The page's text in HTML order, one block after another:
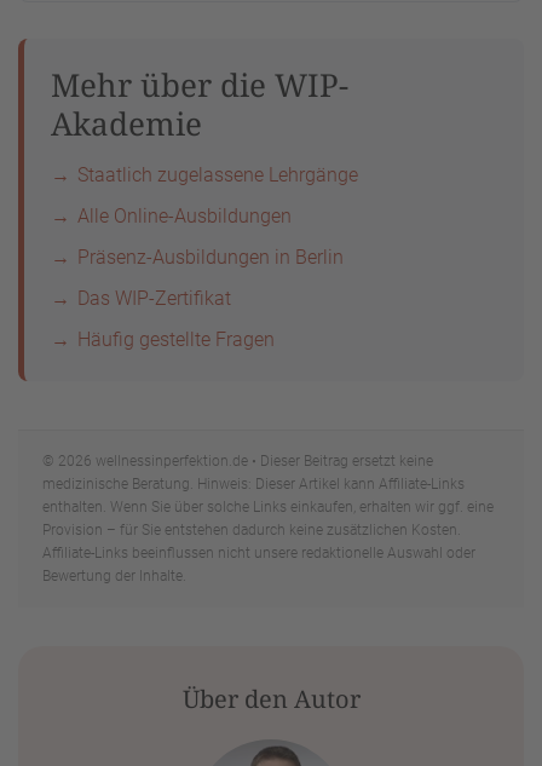
Mehr über die WIP-
Akademie
Staatlich zugelassene Lehrgänge
Alle Online-Ausbildungen
Präsenz-Ausbildungen in Berlin
Das WIP-Zertifikat
Häufig gestellte Fragen
© 2026 wellnessinperfektion.de • Dieser Beitrag ersetzt keine
medizinische Beratung. Hinweis: Dieser Artikel kann Affiliate-Links
enthalten. Wenn Sie über solche Links einkaufen, erhalten wir ggf. eine
Provision – für Sie entstehen dadurch keine zusätzlichen Kosten.
Affiliate-Links beeinflussen nicht unsere redaktionelle Auswahl oder
Bewertung der Inhalte.
Über den Autor